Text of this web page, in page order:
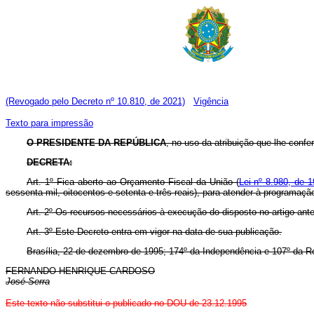
(Revogado pelo Decreto nº 10.810, de 2021) Vigência
Texto para impressão
O PRESIDENTE DA REPÚBLICA, no uso da atribuição que lhe
DECRETA:
Art. 1º Fica aberto ao Orçamento Fiscal da União (Lei nº 8.980, de
sessenta mil, oitocentos e setenta e três reais), para atender à
Art. 2º Os recursos necessários à execução do disposto no artigo
Art. 3º Este Decreto entra em vigor na data de sua publicação.
Brasília, 22 de dezembro de 1995; 174º da Independência e 107º da
FERNANDO HENRIQUE CARDOSO
José Serra
Este texto não substitui o publicado no DOU de 23.12.1995